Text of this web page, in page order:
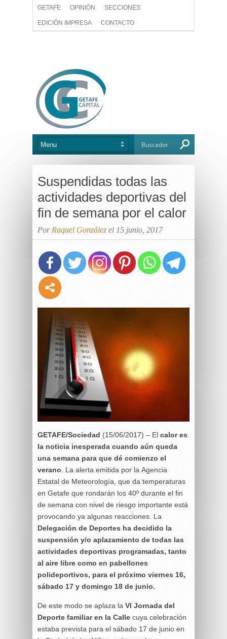
GETAFE OPINIÓN SECCIONES
EDICIÓN IMPRESA CONTACTO
Suspendidas todas las
actividades deportivas del
fin de semana por el calor
Por Raquel González el 15 junio, 2017
GETAFE/Sociedad (15/06/2017) – El calor es
la noticia inesperada cuando aún queda
una semana para que dé comienzo el
verano . La alerta emitida por la Agencia
Estatal de Meteorología, que da temperaturas
en Getafe que rondarán los 40º durante el fin
de semana con nivel de riesgo importante está
provocando ya algunas reacciones. La
Delegación de Deportes ha decidido la
suspensión y/o aplazamiento de todas las
actividades deportivas programadas, tanto
al aire libre como en pabellones
polideportivos, para el próximo viernes 16,
sábado 17 y domingo 18 de junio.
De este modo se aplaza la VI Jornada del
Deporte familiar en la Calle cuya celebración
estaba prevista para el sábado 17 de junio en